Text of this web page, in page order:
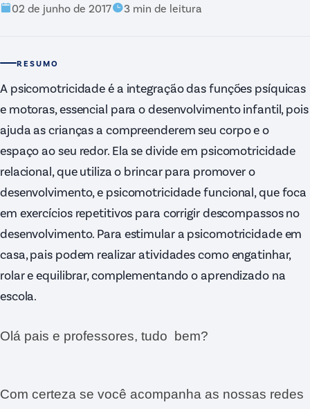
02 de junho de 2017 3 min de leitura
RESUMO
A psicomotricidade é a integração das funções psíquicas
e motoras, essencial para o desenvolvimento infantil, pois
ajuda as crianças a compreenderem seu corpo e o
espaço ao seu redor. Ela se divide em psicomotricidade
relacional, que utiliza o brincar para promover o
desenvolvimento, e psicomotricidade funcional, que foca
em exercícios repetitivos para corrigir descompassos no
desenvolvimento. Para estimular a psicomotricidade em
casa, pais podem realizar atividades como engatinhar,
rolar e equilibrar, complementando o aprendizado na
escola.
Olá pais e professores, tudo bem?
Com certeza se você acompanha as nossas redes